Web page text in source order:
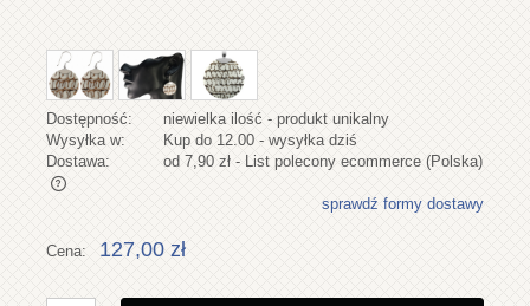
Dostępność:
niewielka ilość - produkt unikalny
Wysyłka w:
Kup do 12.00 - wysyłka dziś
Dostawa:
od 7,90 zł - List polecony ecommerce (Polska)
Cena nie zawiera ewentualnych kosztów płatności
sprawdź formy dostawy
Cena: 127,00 zł